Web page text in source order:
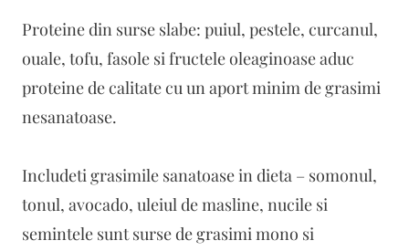
Proteine din surse slabe: puiul, pestele, curcanul,
ouale, tofu, fasole si fructele oleaginoase aduc
proteine de calitate cu un aport minim de grasimi
nesanatoase.
Includeti grasimile sanatoase in dieta – somonul,
tonul, avocado, uleiul de masline, nucile si
semintele sunt surse de grasimi mono si